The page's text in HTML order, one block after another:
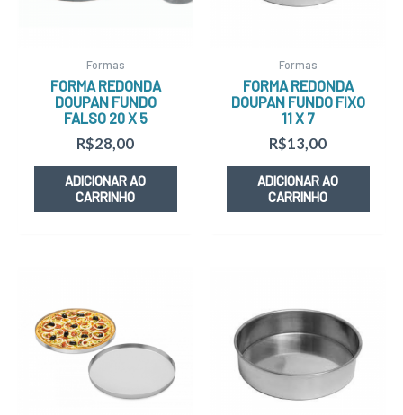
Formas
FORMA REDONDA
DOUPAN FUNDO
FALSO 20 X 5
R$28,00
ADICIONAR AO
CARRINHO
Formas
FORMA REDONDA
DOUPAN FUNDO FIXO
11 X 7
R$13,00
ADICIONAR AO
CARRINHO